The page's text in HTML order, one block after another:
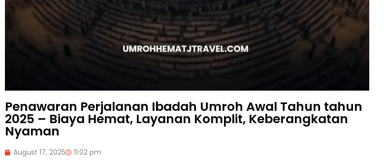
Penawaran Perjalanan Ibadah Umroh Awal Tahun tahun
2025 – Biaya Hemat, Layanan Komplit, Keberangkatan
Nyaman
August 17, 2025 11:02 pm